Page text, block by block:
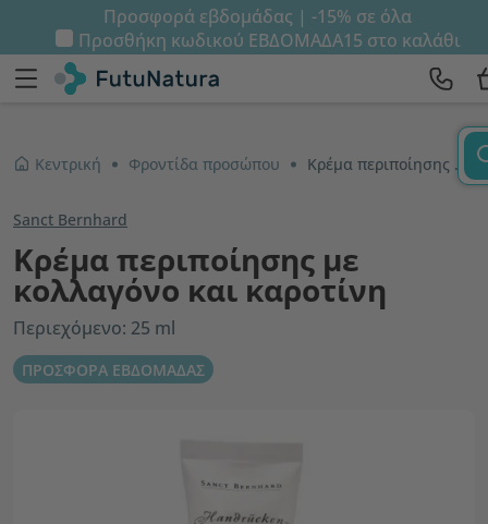
Προσφορά εβδομάδας | -15% σε όλα
Προσθήκη κωδικού ΕΒΔΟΜΑΔΑ15 στο καλάθι
Κεντρική Φροντίδα προσώπου Κρέμα περιποίησης με κολλαγόνο και καροτίνη
Sanct Bernhard
Κρέμα περιποίησης με
κολλαγόνο και καροτίνη
Περιεχόμενο: 25 ml
ΠΡΟΣΦΟΡΑ ΕΒΔΟΜΑΔΑΣ